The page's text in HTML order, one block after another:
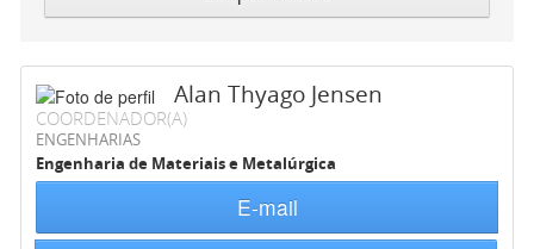
Alan Thyago Jensen
COORDENADOR(A)
ENGENHARIAS
Engenharia de Materiais e Metalúrgica
E-mail